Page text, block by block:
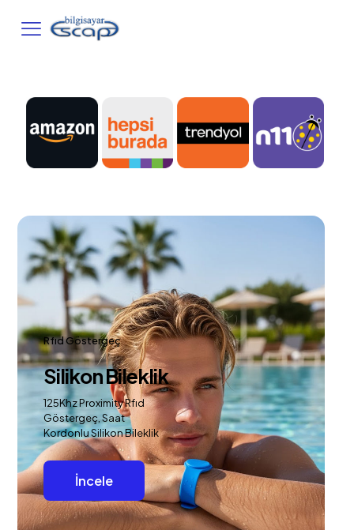
Rfıd Göstergeç
Silikon Bileklik
125Khz Proximity Rfıd
Göstergeç, Saat
Kordonlu Silikon Bileklik
İncele